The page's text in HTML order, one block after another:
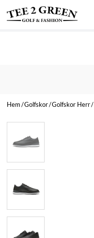
Hem Golfskor Golfskor Herr